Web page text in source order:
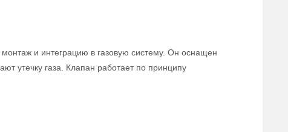
и интеграцию в газовую систему. Он оснащен
утечку газа. Клапан работает по принципу